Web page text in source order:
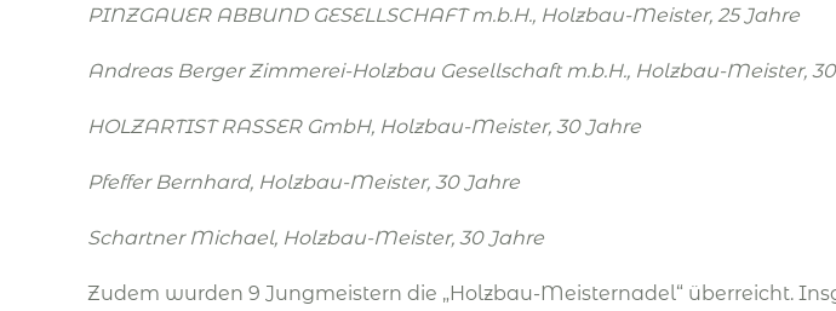
PINZGAUER ABBUND GESELLSCHAFT m.b.H., Holzbau-Meister, 25 Jahre
Andreas Berger Zimmerei-Holzbau Gesellschaft m.b.H., Holzbau-Meister,
HOLZARTIST RASSER GmbH, Holzbau-Meister, 30 Jahre
Pfeffer Bernhard, Holzbau-Meister, 30 Jahre
Schartner Michael, Holzbau-Meister, 30 Jahre
Zudem wurden 9 Jungmeistern die „Holzbau-Meisternadel“ überreicht.